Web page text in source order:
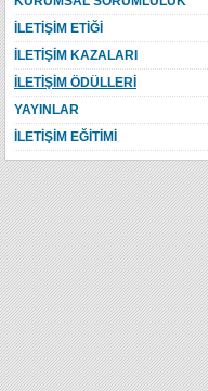
İLETİŞİM ETİĞİ
İLETİŞİM KAZALARI
İLETİŞİM ÖDÜLLERİ
YAYINLAR
İLETİŞİM EĞİTİMİ